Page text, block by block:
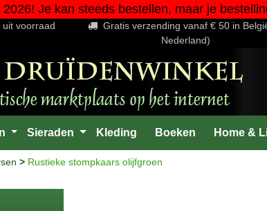
Je kan steeds bestellen, maar je
uit voorraad
Gratis verzending vanaf € 50 in
Nederland)
Sieraden Kleding Boeken Home &
> Rustieke stompkaars olijfgroen